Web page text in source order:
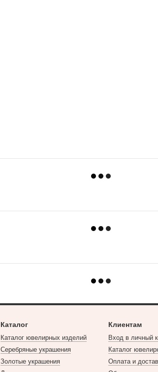
Каталог
Каталог ювелирных изделий
Серебряные украшения
Золотые украшения
Клиентам
Вход в личный
Каталог
Оплата и